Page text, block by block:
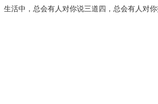
生活中，总会有人对你说三道四，总会有人对